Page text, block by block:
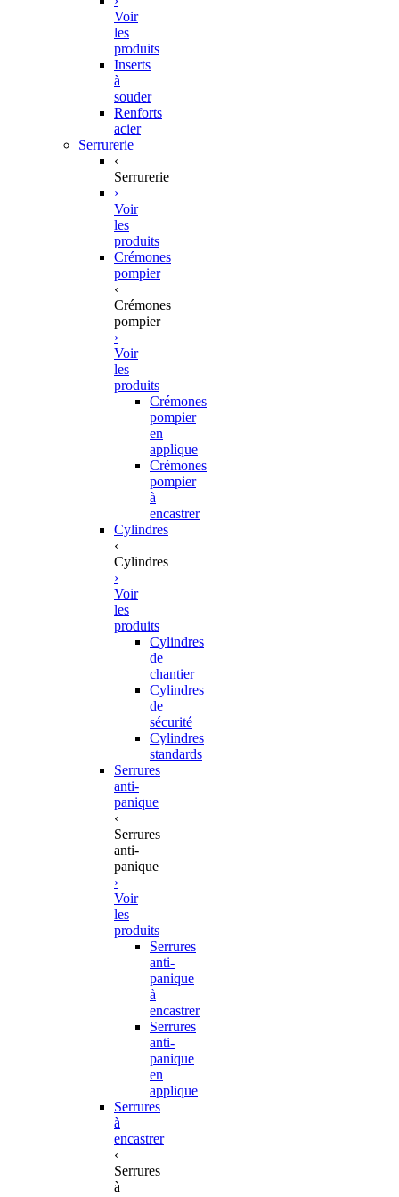
Voir
les
produits
Inserts
à
souder
Renforts
acier
Serrurerie
‹
Serrurerie
›
Voir
les
produits
Crémones
pompier
‹
Crémones
pompier
›
Voir
les
produits
Crémones
pompier
en
applique
Crémones
pompier
à
encastrer
Cylindres
‹
Cylindres
›
Voir
les
produits
Cylindres
de
chantier
Cylindres
de
sécurité
Cylindres
standards
Serrures
anti-
panique
‹
Serrures
anti-
panique
›
Voir
les
produits
Serrures
anti-
panique
à
encastrer
Serrures
anti-
panique
en
applique
Serrures
à
encastrer
‹
Serrures
à